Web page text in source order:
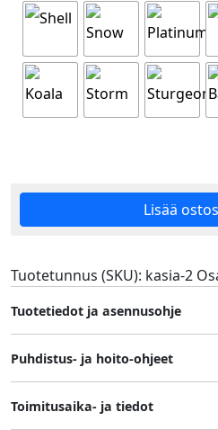
Lisää
Tuotetunnus (SKU): kasia-2
Tuotetiedot ja asennusohje
Puhdistus- ja hoito-ohjeet
Toimitusaika- ja tiedot